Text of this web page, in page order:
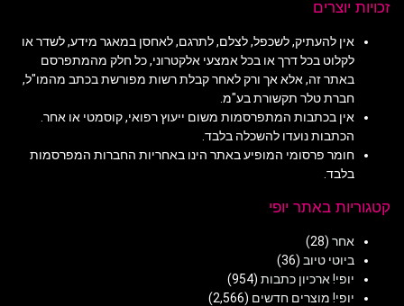
זכויות יוצרים
אין להעתיק, לשכפל, לצלם, לתרגם, לאחסן במאגר מידע, לשדר או
לקלוט בכל דרך או בכל אמצעי אלקטרוני, כל חלק מהמתפרסם
באתר זה, אלא אך ורק לאחר קבלת רשות מפורשת בכתב מהמו"ל,
חברת טלר תקשורת בע"מ.
אין בכתבות המתפרסמות משום ייעוץ רפואי, קוסמטי או אחר.
הכתבות נועדו להשכלה בלבד.
חומר פרסומי המופיע באתר הינו באחריות החברות המפרסמות
בלבד.
קטגוריות באתר יופי
אחר (28)
ביוטי טיוב (36)
יופי! ארכיון כתבות (954)
יופי! מוצרים חדשים (2,566)